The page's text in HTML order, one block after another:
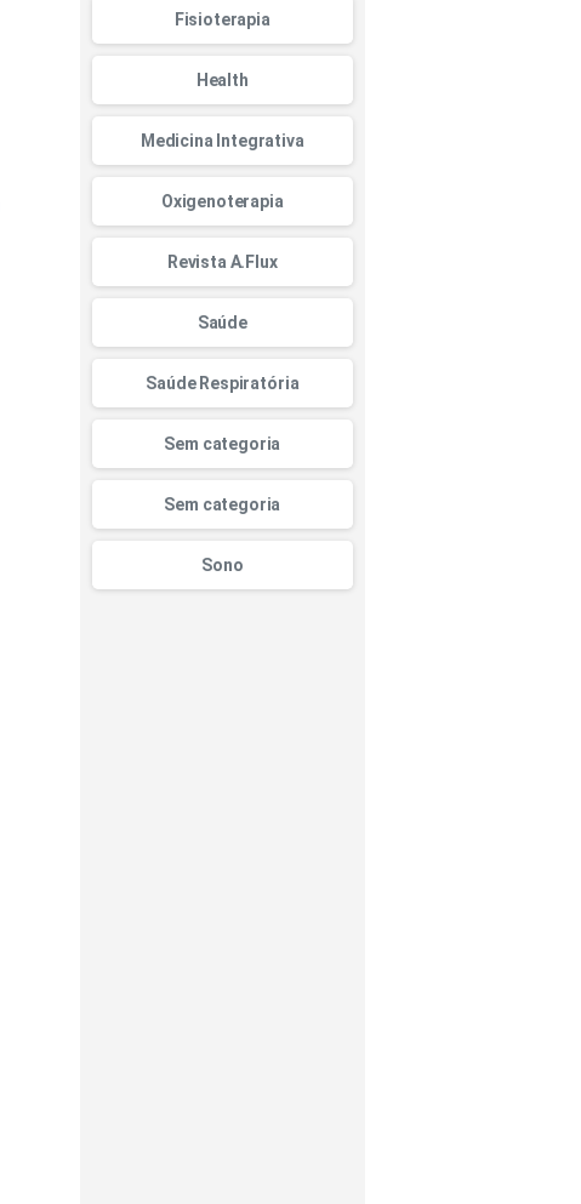
Fisioterapia
Health
Medicina Integrativa
Oxigenoterapia
Revista A.Flux
Saúde
Saúde Respiratória
Sem categoria
Sem categoria
Sono